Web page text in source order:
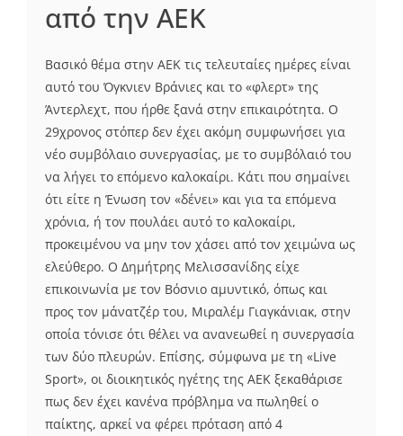
από την ΑΕΚ
Βασικό θέμα στην ΑΕΚ τις τελευταίες ημέρες είναι
αυτό του Όγκνιεν Βράνιες και το «φλερτ» της
Άντερλεχτ, που ήρθε ξανά στην επικαιρότητα. Ο
29χρονος στόπερ δεν έχει ακόμη συμφωνήσει για
νέο συμβόλαιο συνεργασίας, με το συμβόλαιό του
να λήγει το επόμενο καλοκαίρι. Κάτι που σημαίνει
ότι είτε η Ένωση τον «δένει» και για τα επόμενα
χρόνια, ή τον πουλάει αυτό το καλοκαίρι,
προκειμένου να μην τον χάσει από τον χειμώνα ως
ελεύθερο. Ο Δημήτρης Μελισσανίδης είχε
επικοινωνία με τον Βόσνιο αμυντικό, όπως και
προς τον μάνατζέρ του, Μιραλέμ Γιαγκάνιακ, στην
οποία τόνισε ότι θέλει να ανανεωθεί η συνεργασία
των δύο πλευρών. Επίσης, σύμφωνα με τη «Live
Sport», οι διοικητικός ηγέτης της ΑΕΚ ξεκαθάρισε
πως δεν έχει κανένα πρόβλημα να πωληθεί ο
παίκτης, αρκεί να φέρει πρόταση από 4